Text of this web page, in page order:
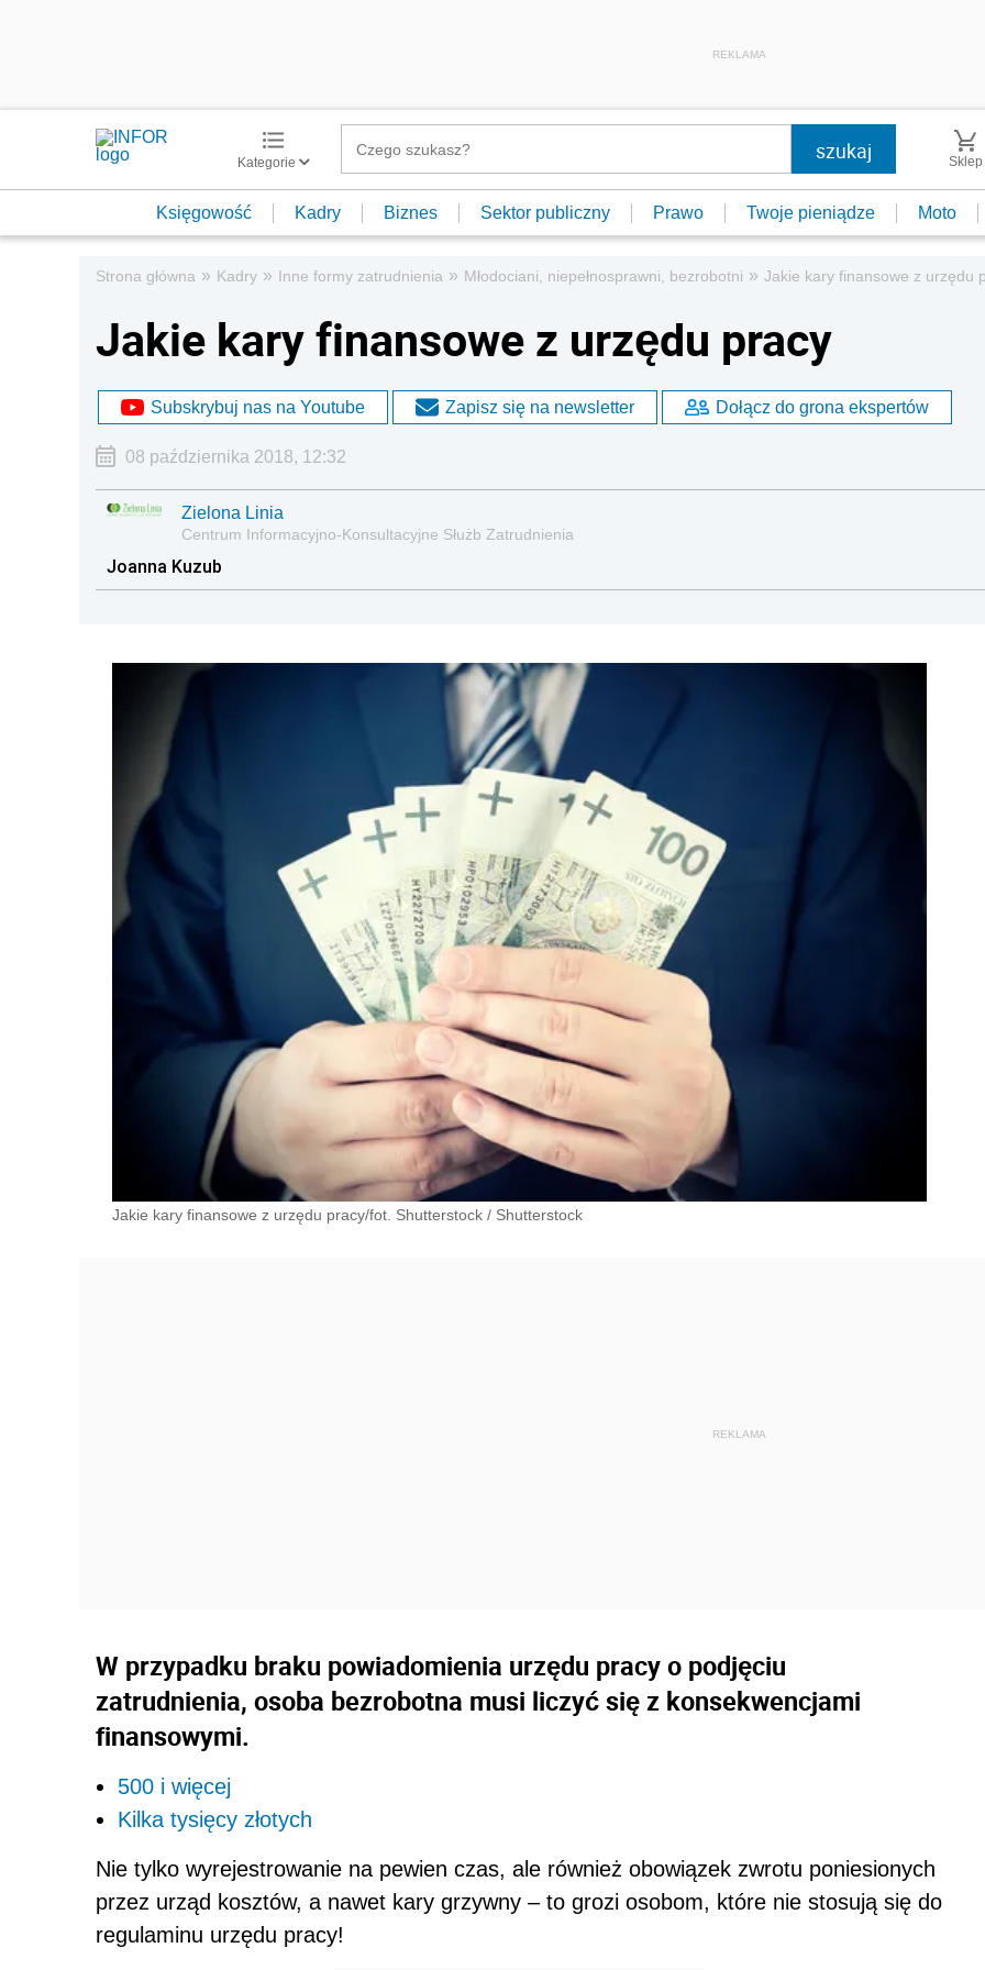
REKLAMA
Kategorie Sklep
Księgowość Kadry Biznes Sektor publiczny Prawo Twoje pieniądze Moto
Strona główna » Kadry » Inne formy zatrudnienia » Młodociani, niepełnosprawni, bezrobotni » Jakie kary finansowe z urzędu
Jakie kary finansowe z urzędu pracy
Subskrybuj nas na Youtube Zapisz się na newsletter Dołącz do grona ekspertów
08 października 2018, 12:32
Zielona Linia
Centrum Informacyjno-Konsultacyjne Służb Zatrudnienia
Joanna Kuzub
Jakie kary finansowe z urzędu pracy/fot. Shutterstock / Shutterstock
W przypadku braku powiadomienia urzędu pracy o podjęciu
zatrudnienia, osoba bezrobotna musi liczyć się z konsekwencjami
finansowymi.
500 i więcej
Kilka tysięcy złotych
Nie tylko wyrejestrowanie na pewien czas, ale również obowiązek zwrotu poniesionych
przez urząd kosztów, a nawet kary grzywny – to grozi osobom, które nie stosują się do
regulaminu urzędu pracy!